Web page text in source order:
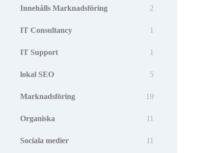
Innehålls Marknadsföring 2
IT Consultancy 1
IT Support 1
lokal SEO 5
Marknadsföring 19
Organiska 11
Sociala medier 11